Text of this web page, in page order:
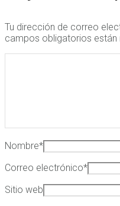
Tu dirección de correo
campos obligatorios
Nombre*
Correo electrónico*
Sitio web